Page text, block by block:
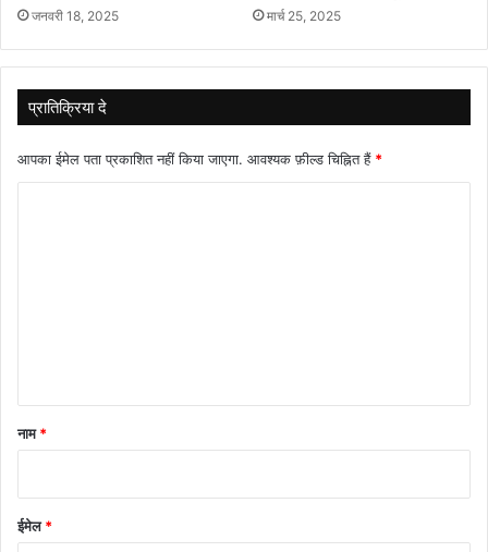
जनवरी 18, 2025 मार्च 25, 2025
प्रातिक्रिया दे
आपका ईमेल पता प्रकाशित नहीं किया जाएगा. आवश्यक फ़ील्ड चिह्नित हैं *
नाम*
ईमेल*